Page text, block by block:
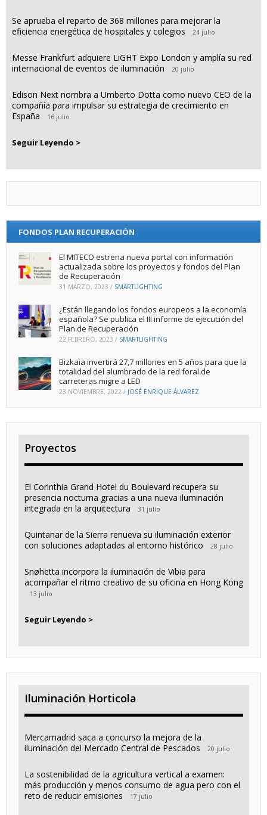
Se aprueba el reparto de 368 millones para mejorar la
eficiencia energética de hospitales y colegios
24 julio
Messe Frankfurt adquiere LiGHT Expo London y amplía su red
internacional de eventos de iluminación
20 julio
Edison Next nombra a Umberto Dotta como nuevo CEO de la
compañía para impulsar su estrategia de crecimiento en
España
16 julio
Seguir Leyendo >
FONDOS PLAN RECUPERACIÓN
El MITECO estrena nueva portal con información
actualizada sobre los proyectos y fondos del Plan
de Recuperación
31 MARZO, 2023 / SMARTLIGHTING
¿Están llegando los fondos europeos a la economía
española? Se publica el III informe de ejecución del
Plan de Recuperación
22 FEBRERO, 2023 / SMARTLIGHTING
Bizkaia invertirá 27,7 millones en 5 años para que la
totalidad del alumbrado de la red foral de
carreteras migre a LED
23 NOVIEMBRE, 2022 / JOSÉ ENRIQUE ÁLVAREZ
Proyectos
El Corinthia Grand Hotel du Boulevard recupera su
presencia nocturna gracias a una nueva iluminación
integrada en la arquitectura
31 julio
Quintanar de la Sierra renueva su iluminación exterior
con soluciones adaptadas al entorno histórico
28 julio
Snøhetta incorpora la iluminación de Vibia para
acompañar el ritmo creativo de su oficina en Hong Kong
13 julio
Seguir Leyendo >
Iluminación Horticola
Mercamadrid saca a concurso la mejora de la
iluminación del Mercado Central de Pescados
20 julio
La sostenibilidad de la agricultura vertical a examen:
más producción y menos consumo de agua pero con el
reto de reducir emisiones
17 julio